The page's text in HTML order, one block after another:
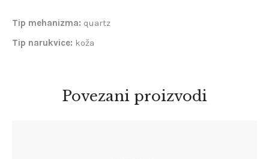
Tip mehanizma: quartz
Tip narukvice: koža
Povezani proizvodi